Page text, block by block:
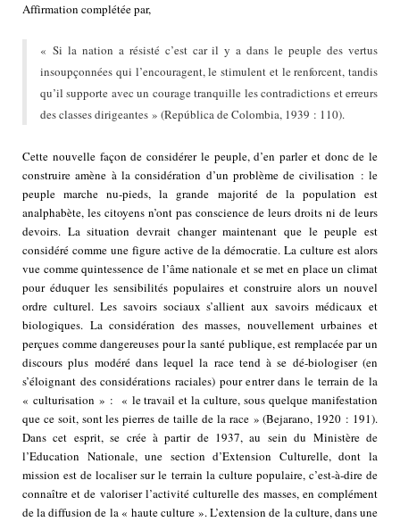
Affirmation complétée par,
« Si la nation a résisté c’est car il y a dans le peuple des vertus
insoupçonnées qui l’encouragent, le stimulent et le renforcent, tandis
qu’il supporte avec un courage tranquille les contradictions et erreurs
des classes dirigeantes » (República de Colombia, 1939 : 110).
Cette nouvelle façon de considérer le peuple, d’en parler et donc de le
construire amène à la considération d’un problème de civilisation : le
peuple marche nu-pieds, la grande majorité de la population est
analphabète, les citoyens n’ont pas conscience de leurs droits ni de leurs
devoirs. La situation devrait changer maintenant que le peuple est
considéré comme une figure active de la démocratie. La culture est alors
vue comme quintessence de l’âme nationale et se met en place un climat
pour éduquer les sensibilités populaires et construire alors un nouvel
ordre culturel. Les savoirs sociaux s’allient aux savoirs médicaux et
biologiques. La considération des masses, nouvellement urbaines et
perçues comme dangereuses pour la santé publique, est remplacée par un
discours plus modéré dans lequel la race tend à se dé-biologiser (en
s’éloignant des considérations raciales) pour entrer dans le terrain de la
« culturisation » : « le travail et la culture, sous quelque manifestation
que ce soit, sont les pierres de taille de la race » (Bejarano, 1920 : 191).
Dans cet esprit, se crée à partir de 1937, au sein du Ministère de
l’Education Nationale, une section d’Extension Culturelle, dont la
mission est de localiser sur le terrain la culture populaire, c’est-à-dire de
connaître et de valoriser l’activité culturelle des masses, en complément
de la diffusion de la « haute culture ». L’extension de la culture, dans une